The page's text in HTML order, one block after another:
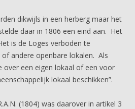
dikwijls in een herberg maar het
daar in 1806 een eind aan. Het
is de Loges verboden te
andere openbare lokalen. Als
over een eigen lokaal of een voor
lokaal beschikken”.
(1804) was daarover in artikel 3